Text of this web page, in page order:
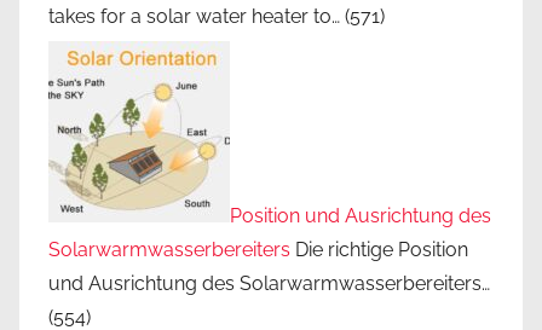
takes for a solar water heater to… (571)
Position und Ausrichtung des
Solarwarmwasserbereiters Die richtige Position
und Ausrichtung des Solarwarmwasserbereiters…
(554)